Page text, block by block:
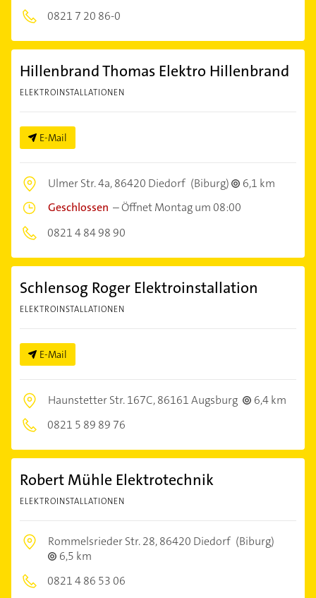
0821 7 20 86-0
Hillenbrand Thomas Elektro Hillenbrand
ELEKTROINSTALLATIONEN
E-Mail
Ulmer Str. 4a,86420 Diedorf (Biburg)
6,1 km
Geschlossen –Öffnet Montag um 08:00
0821 4 84 98 90
Schlensog Roger Elektroinstallation
ELEKTROINSTALLATIONEN
E-Mail
Haunstetter Str. 167C,86161 Augsburg
6,4 km
0821 5 89 89 76
Robert Mühle Elektrotechnik
ELEKTROINSTALLATIONEN
Rommelsrieder Str. 28,86420 Diedorf (Biburg)
6,5 km
0821 4 86 53 06